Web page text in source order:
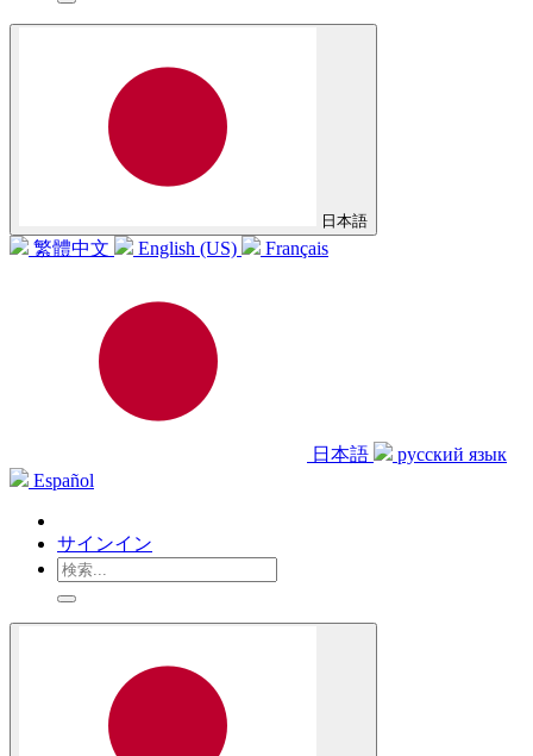
日本語
繁體中文 English (US) Français
日本語
русский язык
Español
サインイン